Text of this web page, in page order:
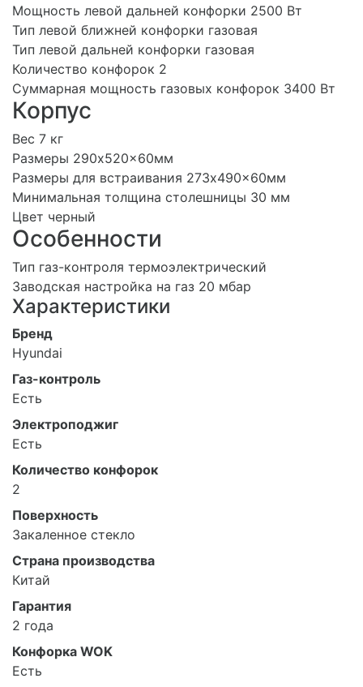
Мощность левой дальней конфорки 2500 Вт
Тип левой ближней конфорки газовая
Тип левой дальней конфорки газовая
Количество конфорок 2
Суммарная мощность газовых конфорок 3400 Вт
Корпус
Вес 7 кг
Размеры 290x520x60мм
Размеры для встраивания 273x490x60мм
Минимальная толщина столешницы 30 мм
Цвет черный
Особенности
Тип газ-контроля термоэлектрический
Заводская настройка на газ 20 мбар
Характеристики
Бренд
Hyundai
Газ-контроль
Есть
Электроподжиг
Есть
Количество конфорок
2
Поверхность
Закаленное стекло
Страна производства
Китай
Гарантия
2 года
Конфорка WOK
Есть